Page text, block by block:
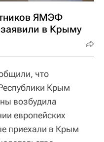
ЯМЭФ
в Крыму
что
Крым
возбудила
европейских
приехали в Крым